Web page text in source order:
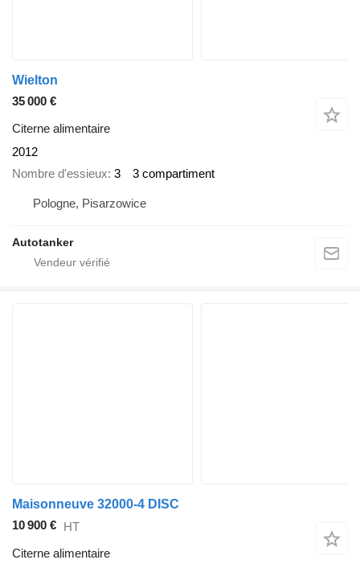
Wielton
35 000 €
Citerne alimentaire
2012
Nombre d'essieux 3 3 compartiment
Pologne, Pisarzowice
Autotanker
Maisonneuve 32000-4 DISC
10 900 € HT
Citerne alimentaire